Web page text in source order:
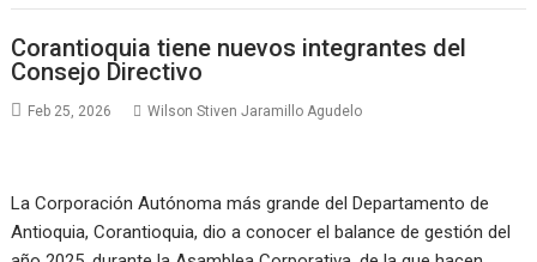
Corantioquia tiene nuevos integrantes del
Consejo Directivo
Feb 25, 2026 Wilson Stiven Jaramillo Agudelo
La Corporación Autónoma más grande del Departamento de
Antioquia, Corantioquia, dio a conocer el balance de gestión del